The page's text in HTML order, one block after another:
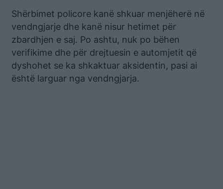
Shërbimet policore kanë shkuar menjëherë në
vendngjarje dhe kanë nisur hetimet për
zbardhjen e saj. Po ashtu, nuk po bëhen
verifikime dhe për drejtuesin e automjetit që
dyshohet se ka shkaktuar aksidentin, pasi ai
është larguar nga vendngjarja.